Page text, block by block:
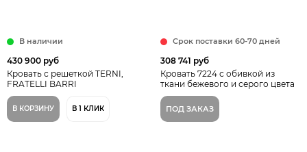
В наличии
430 900 руб
Кровать с решеткой TERNI,
FRATELLI BARRI
В КОРЗИНУ В 1 КЛИК
Срок поставки 60-70 дней
308 741 руб
Кровать 7224 с обивкой из
ткани бежевого и серого цвета
ПОД ЗАКАЗ